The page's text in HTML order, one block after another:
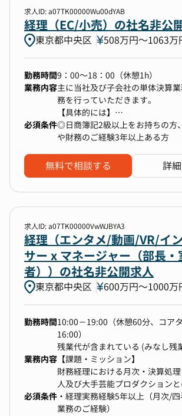
め幅広く経験を積むことが可能で
コミュニケーションが活発でチー
事をすることが可能です。
■キャリアパス
まずは財務課のコアメンバーと
振込業務、単体決算レビューをご
その後、連結決算業務、開示業務
きるようなご活躍を期待してい
その後はご希望に応じて、リーダ
ー等のマネジメント方面や、
経理スペシャリストとしてのキャ
ご志向に応じて多様なキャリア
す。
※将来的には、会社が成長してい
まれる様々な役割、
他のコーポレート部門や事業サ
への異動も、会社の状況やご志
です。
「医師を支援することは、医療を
と。」医療現場と社会を支える事
理という立場から支えていただけ
【キャリアにおける魅力】
経理業務のみならず、ご本人の
willを踏まえ、幅広い業務に携わ
とが可能です。
特に、管理会計領域については執
ポートする機会もあり、事業に関
いご経験を積んでいただくことが
また、生成AIやSaaSサービスの
合もございます。
●AIやLLMの活用など、経理の“
医師・医療従事者向けプラット
AI・LLMを活用した業務効率化・
推進中。経理領域でもその活用を
ます。会計知識とテクノロジーの
いただける方を歓迎します。
【本ポジションに期待すること】
業務フローの改善などを通じた効
推進していただきます。
また、特定の経理処理などにつ
いただくなど、ご自身の経理スキ
背伸びをした業務をお任せする想
デジタルマーケティング支援企業
「MEMBERSHIPで働き方を変え
リアを創る」というコンセプトを
性も等しく活躍する会社、育児・
会社、将来に安心できる会社、
す。
社員から広くアイデアを募り、全
く『全員参加型経営』が浸透して
革、地域活性化、気候変動対策な
高める様々な活動に取り組んで
度の総務省「テレワーク先駆者百
れ、全カンパニー、全職種での
しております。
ます。財務戦略や資金計画に深く
成長に直結する意思決定へ影響を
の大きなポジションです。
現時点のチームは公認会計士を含
通じてさらに強い組織づくりを主
らに自社プロダクト「バクラク
効率的な業務環境を構築すること
業務の自動化を進めながら戦略的
る点も魅力です。成長環境と最新
受しながら、経営と組織をリード
ドキュメント・ワーク環境
Google Workspace
AIツール
生成AIツール
■使用ツール（その他）
MoneyForward クラウド会計Plus
求人ID: a07TK00000Wu00dYAB
経理（EC/小売）の社名非公
東京都中央区 508万円〜1063万
勤務時間9：00～18：00（休憩1h）
業務内容主に当社及び子会社の単体決算
務を行っていただきます。
【具体的には】
・月次決算、四半期決算、期末決
・法人税、消費税、地方税、外形
・独自の管理会計を用いた業績
・予算策定と予実分析業務
【配属先の編成】
現在は15名のチームです。大手監
験のある会計士や、知識・経験
在籍しています。
【キャリアビジョン】
ために必要な業務を整備し、着実
ていくことが重要となります。
入社後は既存メンバーが分担して
的に把握した上で管理・調整する
ント業務にも従事していただく
ます。
【入社後のイメージ】
必須条件◎日商簿記2級以上をお持ちの方
や財務のご経験3年以上ある方
無料で相談する 詳
求人ID: a07TK00000VwWJBYA3
経理（エンタメ/動画/VR/イ
サー x マネージャー（部長
者））の社名非公開求人
東京都中央区 600万円〜1000万
勤務時間10:00－19:00（休憩60分、コア
16:00）
残業代が含まれている (みなし残
業務内容 【課題・ミッション】
財務経理における月次・決算処
人及び大手芸能プロダクション
連携対応を中心とし、ハンズオン
いながら日々の業務改善や仕組み
必須条件 ・経理実務経験5年以上（月次/
業務のご経験）